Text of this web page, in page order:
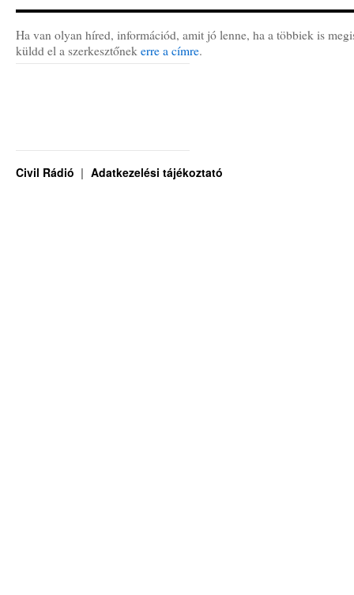
Ha van olyan híred, információd, amit jó lenne, ha a többiek is
küldd el a szerkesztőnek erre a címre.
Civil Rádió Adatkezelési tájékoztató